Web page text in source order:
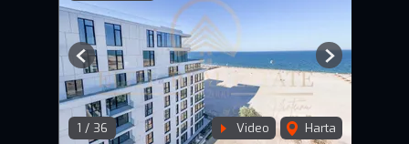
1 / 36 Video Harta
Previous Next